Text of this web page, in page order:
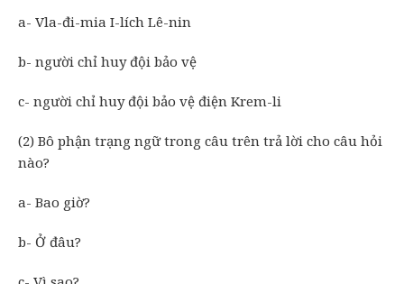
a- Vla-đi-mia I-lích Lê-nin
b- người chỉ huy đội bảo vệ
c- người chỉ huy đội bảo vệ điện Krem-li
(2) Bô phận trạng ngữ trong câu trên trả lời cho câu hỏi
nào?
a- Bao giờ?
b- Ở đâu?